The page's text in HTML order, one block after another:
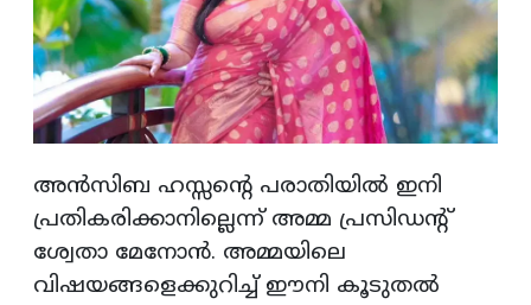
അന്‍സിബ ഹസ്സന്റെ പരാതിയില്‍ ഇനി
പ്രതികരിക്കാനില്ലെന്ന് അമ്മ പ്രസിഡന്റ്
ശ്വേതാ മേനോന്‍. അമ്മയിലെ
വിഷയങ്ങളെക്കുറിച്ച് ഈനി കൂടുതല്‍